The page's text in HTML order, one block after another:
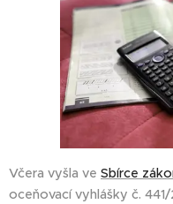
Včera vyšla ve Sbírce
oceňovací vyhlášky č.